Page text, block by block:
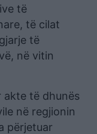
të
të cilat
të
në vitin
akte të dhunës
në regjionin
përjetuar